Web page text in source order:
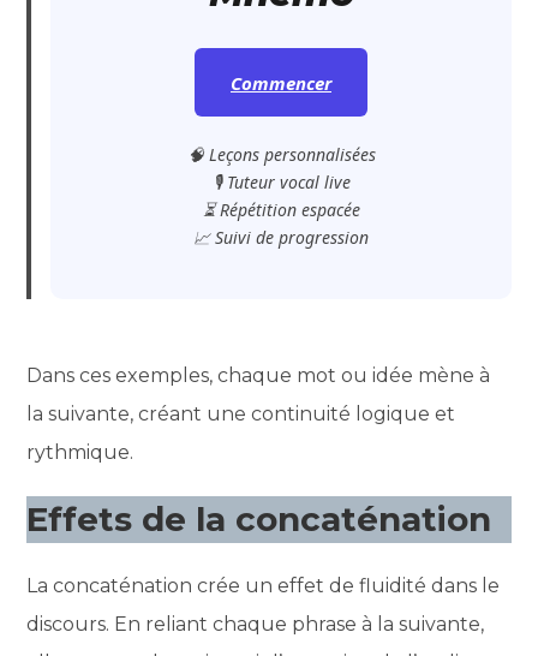
Commencer
🧠 Leçons personnalisées
🎙️ Tuteur vocal live
⏳ Répétition espacée
📈 Suivi de progression
Dans ces exemples, chaque mot ou idée mène à
la suivante, créant une continuité logique et
rythmique.
Effets de la concaténation
La concaténation crée un effet de fluidité dans le
discours. En reliant chaque phrase à la suivante,